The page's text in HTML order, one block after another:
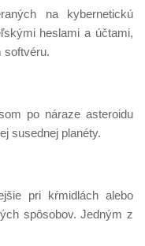
na kybernetickú
heslami a účtami,
softvéru.
po náraze asteroidu
susednej planéty.
pri kŕmidlách alebo
spôsobov. Jedným z